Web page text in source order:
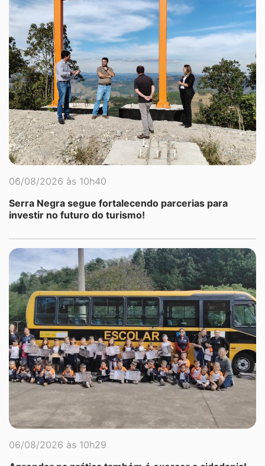
06/08/2026 às 10h40
Serra Negra segue fortalecendo parcerias para
investir no futuro do turismo!
06/08/2026 às 10h29